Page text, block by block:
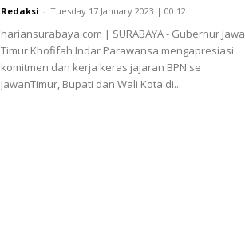
Redaksi - Tuesday 17 January 2023 | 00:12
hariansurabaya.com | SURABAYA - Gubernur Jawa
Timur Khofifah Indar Parawansa mengapresiasi
komitmen dan kerja keras jajaran BPN se
JawanTimur, Bupati dan Wali Kota di...